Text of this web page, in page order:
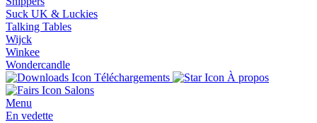
Suck UK & Luckies
Talking Tables
Wijck
Winkee
Wondercandle
Téléchargements
À propos
Salons
Menu
En vedette